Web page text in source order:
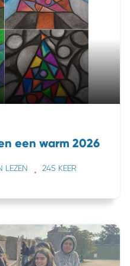
een warm 2026
LEZEN
245 KEER